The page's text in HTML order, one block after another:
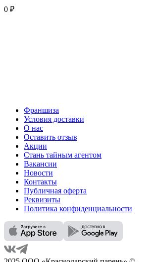
0 ₽
Франшиза
Условия доставки
О нас
Оставить отзыв
Акции
Стань тайным агентом
Вакансии
Новости
Контакты
Публичная оферта
Реквизиты
Политика конфиденциальности